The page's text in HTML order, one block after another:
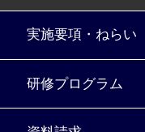
実施要項・ねらい
研修プログラム